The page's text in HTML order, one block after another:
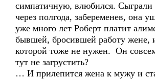
симпатичную, влюбился. Сыграли
через полгода, забеременев, она
уже много лет Роберт платит
бывшей, бросившей работу жене,
которой тоже не нужен. Он
тут не загрустить?
… И прилепится жена к мужу и